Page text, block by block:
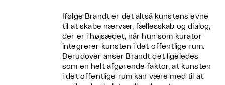
Ifølge Brandt er det altså kunstens evne
til at skabe nærvær, fællesskab og dialog,
der er i højsædet, når hun som kurator
integrerer kunsten i det offentlige rum.
Derudover anser Brandt det ligeledes
som en helt afgørende faktor, at kunsten
i det offentlige rum kan være med til at